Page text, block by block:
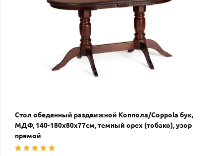
Стол обеденный раздвижной Коппола/Coppola бук,
МДФ, 140-180х80х77см, темный орех (тобако), узор
прямой